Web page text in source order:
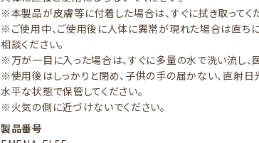
※本製品が皮膚等に付着した場合は、すぐに拭き取ってく
※ご使用中、ご使用後に人体に異常が現れた場合は直ち
相談ください。
※万が一目に入った場合は、すぐに多量の水で洗い流し、
※使用後はしっかりと閉め、子供の手の届かない、直射日
水平な状態で保管してください。
※火気の側に近づけないでください。
製品番号